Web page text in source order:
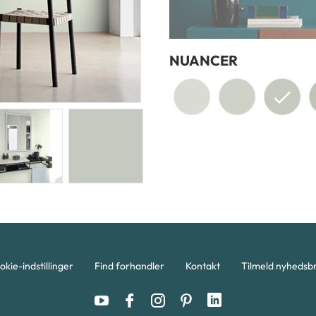
NUANCER
indstillinger Find forhandler Kontakt Tilmeld